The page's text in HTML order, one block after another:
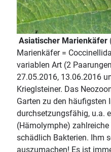
Asiatischer Marienkäfer
Marienkäfer =
variablen Art (2
27.05.2016, 13.06.2016
Krieglsteiner. Das
Garten zu den häufigsten
durchsetzungsfähig, u.a.
(Hämolymphe)
schädlich Bakterien. Ihm
auszumachen! Es ist